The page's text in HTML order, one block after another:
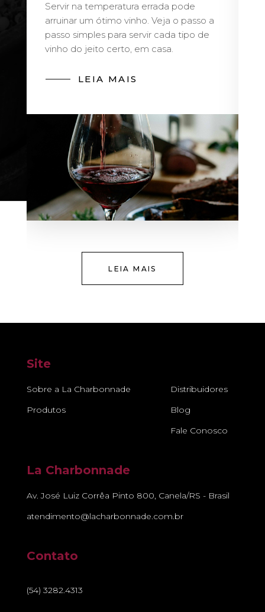
sommelier
Servir na temperatura errada pode
arruinar um ótimo vinho. Veja o passo a
passo simples para servir cada tipo de
vinho do jeito certo, em casa.
LEIA MAIS
LEIA MAIS
Site
Sobre a La Charbonnade
Produtos
Distribuidores
Blog
Fale Conosco
La Charbonnade
Av. José Luiz Corrêa Pinto 800, Canela/RS - Brasil
atendimento@lacharbonnade.com.br
Contato
(54) 3282.4313